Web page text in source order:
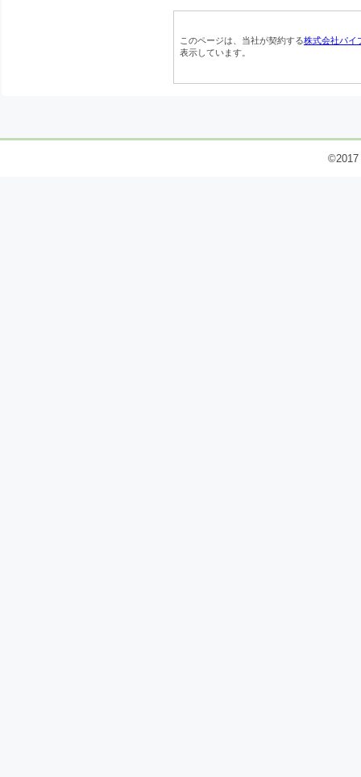
このページは、当社が契約する株式会社パイ
表示しています。
©2017